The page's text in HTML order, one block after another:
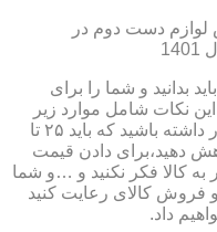
دست دوم در
بدانید و شما را برای
نکات شامل موارد زیر
است:۱ ) به خوبی تحقیق کنید،۲ ) انتظار داشته باشید که باید ۲۵ تا
دهید،برای دادن قیمت
دیگر به کالا فکر نکنید و …و شما
فروش کالای رعایت کنید
داد.